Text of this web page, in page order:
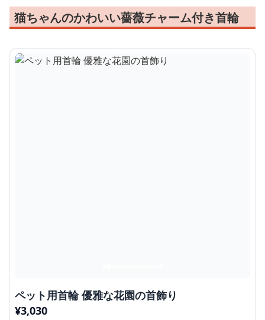
猫ちゃんのかわいい薔薇チャーム付き首輪
ペット用首輪 優雅な花園の首飾り
¥3,030